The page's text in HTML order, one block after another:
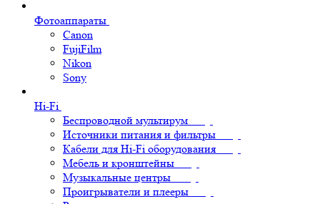
Фотоаппараты
Canon
FujiFilm
Nikon
Sony
Hi-Fi
Беспроводной мультирум
Источники питания и фильтры
Кабели для Hi-Fi оборудования
Мебель и кронштейны
Музыкальные центры
Проигрыватели и плееры